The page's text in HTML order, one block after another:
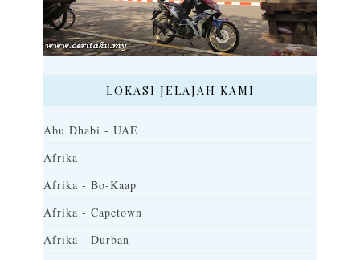
LOKASI JELAJAH KAMI
Abu Dhabi - UAE
Afrika
Afrika - Bo-Kaap
Afrika - Capetown
Afrika - Durban